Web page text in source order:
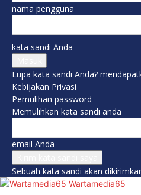
nama pengguna
kata sandi Anda
Lupa kata sandi Anda?
Kebijakan Privasi
Pemulihan password
Memulihkan kata sandi anda
email Anda
Sebuah kata sandi akan
Wartamedia65